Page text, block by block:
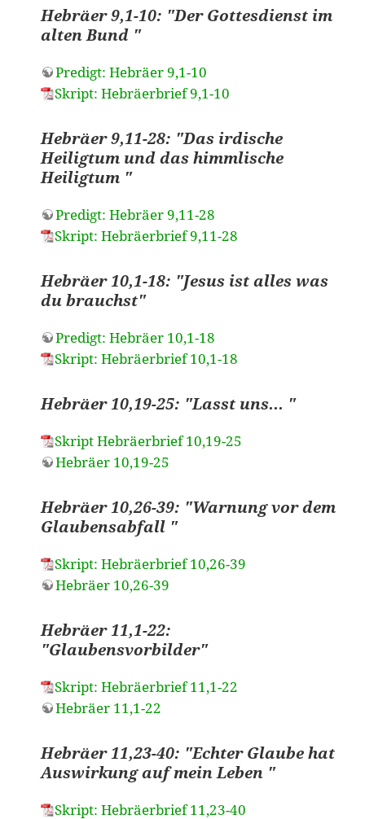
Hebräer 9,1-10: "Der Gottesdienst im
alten Bund "
Predigt: Hebräer 9,1-10
Skript: Hebräerbrief 9,1-10
Hebräer 9,11-28: "Das irdische
Heiligtum und das himmlische
Heiligtum "
Predigt: Hebräer 9,11-28
Skript: Hebräerbrief 9,11-28
Hebräer 10,1-18: "Jesus ist alles was
du brauchst"
Predigt: Hebräer 10,1-18
Skript: Hebräerbrief 10,1-18
Hebräer 10,19-25: "Lasst uns... "
Skript Hebräerbrief 10,19-25
Hebräer 10,19-25
Hebräer 10,26-39: "Warnung vor dem
Glaubensabfall "
Skript: Hebräerbrief 10,26-39
Hebräer 10,26-39
Hebräer 11,1-22:
"Glaubensvorbilder"
Skript: Hebräerbrief 11,1-22
Hebräer 11,1-22
Hebräer 11,23-40: "Echter Glaube hat
Auswirkung auf mein Leben "
Skript: Hebräerbrief 11,23-40